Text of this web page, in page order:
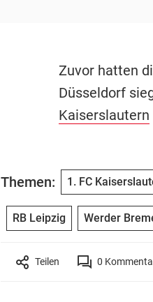
Zuvor hatten
Düsseldorf
Kaiserslautern
Themen: 1. FC
RB Leipzig Werder
Teilen 0